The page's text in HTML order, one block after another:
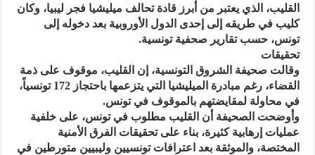
القليب، الذي يعتبر من أبرز قادة تحالف ميليشيا فجر ليبيا، وكان
كليب في طريقه إلى إحدى الدول الأوروبية بعد دخوله إلى
تونس، حسب تقارير صحفية تونسية.
تحقيقات
وقالت صحيفة الشروق التونسية، إن القليب، موقوف على ذمة
القضاء، رغم مبادرة الميليشيا التي يتزعمها باحتجاز 172 تونسياً،
في محاولة لمقايضتهم بالموقوف في تونس.
وأوضحت الصحيفة أن القليب مطلوب في تونس، على خلفية
عمليات إرهابية كثيرة، بناء على تحقيقات الفرق الأمنية
المختصة، والموثقة بعد اعترافات تونسيين وليبيين متورطين في